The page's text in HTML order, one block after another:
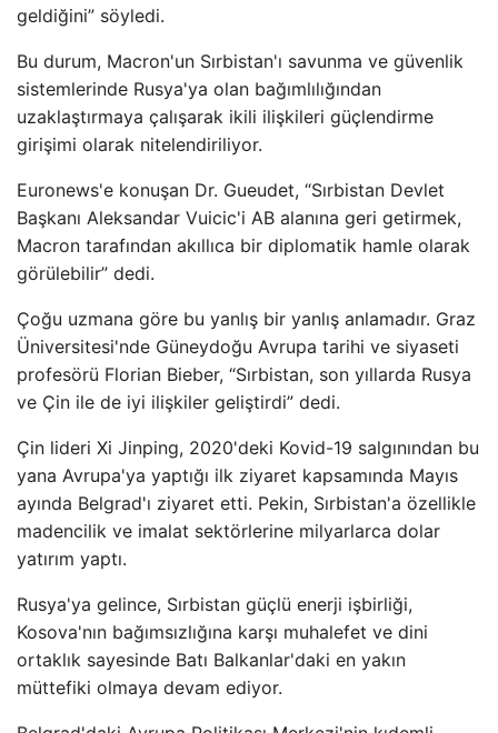
geldiğini” söyledi.
Bu durum, Macron'un Sırbistan'ı savunma ve güvenlik
sistemlerinde Rusya'ya olan bağımlılığından
uzaklaştırmaya çalışarak ikili ilişkileri güçlendirme
girişimi olarak nitelendiriliyor.
Euronews'e konuşan Dr. Gueudet, “Sırbistan Devlet
Başkanı Aleksandar Vuicic'i AB alanına geri getirmek,
Macron tarafından akıllıca bir diplomatik hamle olarak
görülebilir” dedi.
Çoğu uzmana göre bu yanlış bir yanlış anlamadır. Graz
Üniversitesi'nde Güneydoğu Avrupa tarihi ve siyaseti
profesörü Florian Bieber, “Sırbistan, son yıllarda Rusya
ve Çin ile de iyi ilişkiler geliştirdi” dedi.
Çin lideri Xi Jinping, 2020'deki Kovid-19 salgınından bu
yana Avrupa'ya yaptığı ilk ziyaret kapsamında Mayıs
ayında Belgrad'ı ziyaret etti. Pekin, Sırbistan'a özellikle
madencilik ve imalat sektörlerine milyarlarca dolar
yatırım yaptı.
Rusya'ya gelince, Sırbistan güçlü enerji işbirliği,
Kosova'nın bağımsızlığına karşı muhalefet ve dini
ortaklık sayesinde Batı Balkanlar'daki en yakın
müttefiki olmaya devam ediyor.